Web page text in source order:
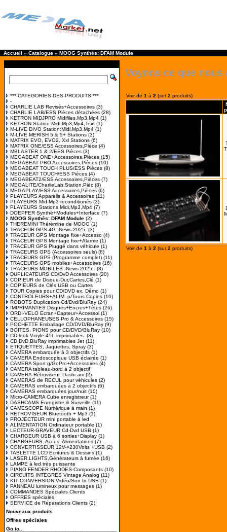
Accueil » Catalogue » MOOG Synthés: DFAM Module
*** CATEGORIES DES PRODUITS ***
-
CHARLIE LAB Revisés+Accessoires (3)
CHARLIE LAB/ESS Pièces détachées (28)
KETRON MIDJPRO Midifiles,Mp3,Mp4 (1)
KETRON Station Midi,Mp3,Mp4,Text (1)
M-LIVE DIVO Station:Midi,Mp3,Mp4 (1)
M-LIVE MERISH 5 & 5+ Stations (3)
MATRIX EVO, EVO2, Xxl Stations (6)
MATRIX ONE/ESS Accessoires,Pièce (4)
MBLASTER 1 & 2/EES Pièces (3)
MEGABEAT ONE+Accessoires,Pièces (15)
MEGABEAT PRO Accessoires,Pièces (10)
MEGABEAT TOUCH PLUS/ESS Pièces (8)
MEGABEAT TOUCH/ESS Pièces (4)
MEGABEAT2/ESS Accessoires,Pièces (7)
MEGALITE/CharlieLab,Station,Pièc (8)
MEGAPLAY/ESS Accessoires,Pièces (6)
PLAYEURS Appareils & Accessoires (11)
PLAYEURS Mid-Mp3 reconditionés (3)
PLAYEURS Stations Midi,Mp3,Mp4 (7)
DOEPFER Synthé+Modules+Interface (7)
MOOG Synthés: DFAM Module (2)
THEREMINI Thérémine de MOOG (1)
TRACEUR GPS 4G -News 2025- (3)
TRACEUR GPS Montage fixe+Accesso (4)
TRACEUR GPS Montage fixe+Alarme (1)
TRACEUR GPS Pluggé dans véhicule (1)
TRACEURS GPS (Accessoires seuls) (8)
TRACEURS GPS (Programme complet) (11)
TRACEURS GPS mobiles+Accessoires (16)
TRACEURS MOBILES -News 2025 - (3)
DUPLICATEURS CD/DvD Accessoires (20)
COPIEUR de Disque-Dur,Cartes,Clé (1)
COPIEURS de Clés USB ou Cartes
TOUR Copies pour CD/DVD ex. Démo (1)
CONTROLEURS+ALIM. p/Tours Copies (10)
ROBOTS Duplication Cd/Dvd/BluRay (24)
IMPRIMANTES Disques+Encres+Têtes (26)
ORDI-VELO Ecran+Capteur+Accessoi (1)
CELLOPHANEUSES Pro & Accessoires (15)
POCHETTE Emballage CD/DVD/BluRay (9)
BOITES, PIONS pour CD/DVD/BluRay (10)
CD look Vinyle 45t. imprimables (3)
CD,DvD,BluRay imprimables Jet (11)
ETIQUETTES, Jaquettes, Spray (3)
CAMERA embarquée à 3 objectifs (1)
CAMERA Endoscopique USB éclairée (1)
CAMERA Sport g/GoPro+Accessoires (4)
CAMERA tableau-bord à 2 objectif
CAMERA-Rétroviseur, Dashcam (2)
CAMERAS de RECUL pour véhicules (2)
CAMERAS embarquées à 2 objectifs (6)
CAMERAS embarquées jour/nuit (10)
Micro-CAMERA Cube enregistreur(1)
DASHCAMS Enregistre & Surveille (11)
CAMESCOPE Numérique à main (1)
RETROVISEUR Bluetooth + Mp3 (1)
PROJECTEUR mini portable à led
ALIMENTATION Ordinateur portable (1)
LECTEUR-GRAVEUR Cd-Dvd USB (1)
CHARGEUR USB à 6 sorties+Display (1)
CHARGEURS, Accus, Alimentations (7)
CONVERTISSEUR 12V->230Volts +USB (2)
TABLETTE LCD Ecritures & Dessins (1)
LASER,LIGHTS,Générateurs à fumée (16)
LAMPE à led très puissante
PIANO FENDER RHODES-Composants (10)
CIRCUITS INTEGRES Vintage Analog (11)
KIT CONVERSION Vidéo/Son to USB (1)
PANNEAU lumineux pour messages (1)
COMMANDES Spéciales Clients
OFFRES spéciales
SERVICE de Réparations Clients (2)
Nouveaux produits
Offres spéciales
Go to..
Voyons ce que nous
Voir de 1 à 2 (sur2 produits)
Voir de 1 à 2 (sur2 produits)